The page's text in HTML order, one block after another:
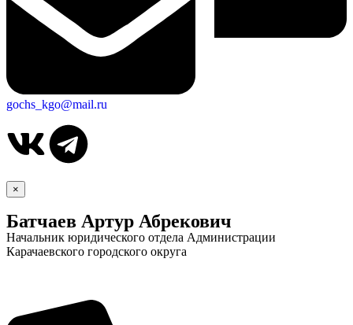
gochs_kgo@mail.ru
×
Батчаев Артур Абрекович
Начальник юридического отдела Администрации
Карачаевского городского округа